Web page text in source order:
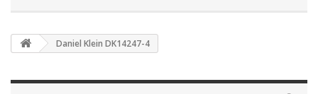
Daniel Klein DK14247-4